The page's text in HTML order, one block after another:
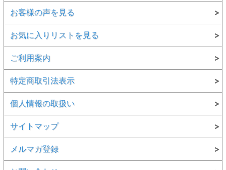
お客様の声を見る
お気に入りリストを見る
ご利用案内
特定商取引法表示
個人情報の取扱い
サイトマップ
メルマガ登録